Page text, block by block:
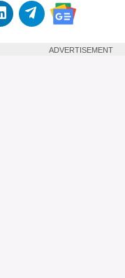
to our RSS
Follow us on
Follow us on
Follow us
ADVERTISEMENT